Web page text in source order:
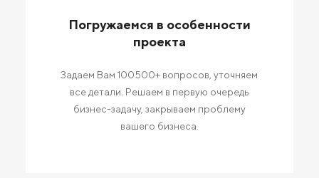
Погружаемся в особенности
проекта
Задаем Вам 100500+ вопросов, уточняем
все детали. Решаем в первую очередь
бизнес-задачу, закрываем проблему
вашего бизнеса.